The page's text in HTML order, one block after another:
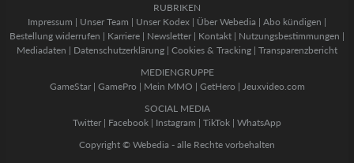
RUBRIKEN
Impressum | Unser Team | Unser Kodex | Über Webedia | Abo kündigen |
Bestellung widerrufen | Karriere | Newsletter | Kontakt | Nutzungsbestimmungen |
Mediadaten | Datenschutzerklärung | Cookies & Tracking | Transparenzbericht
MEDIENGRUPPE
GameStar| GamePro | Mein MMO | GetHero | Jeuxvideo.com
SOCIAL MEDIA
Twitter | Facebook | Instagram | TikTok | WhatsApp
Copyright © Webedia - alle Rechte vorbehalten